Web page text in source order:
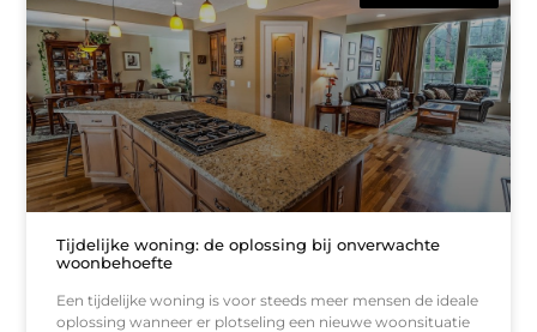
Tijdelijke woning: de oplossing bij onverwachte
woonbehoefte
Een tijdelijke woning is voor steeds meer mensen de ideale
oplossing wanneer er plotseling een nieuwe woonsituatie